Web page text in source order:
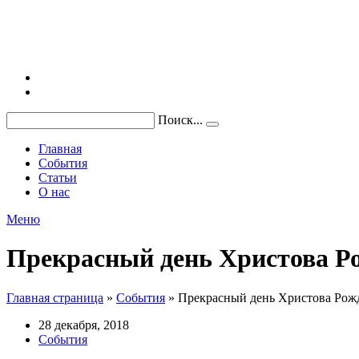
Поиск...
Главная
События
Статьи
О нас
Меню
Прекрасный день Христова
Главная страница » События » Прекрасный день Христова
28 декабря, 2018
События